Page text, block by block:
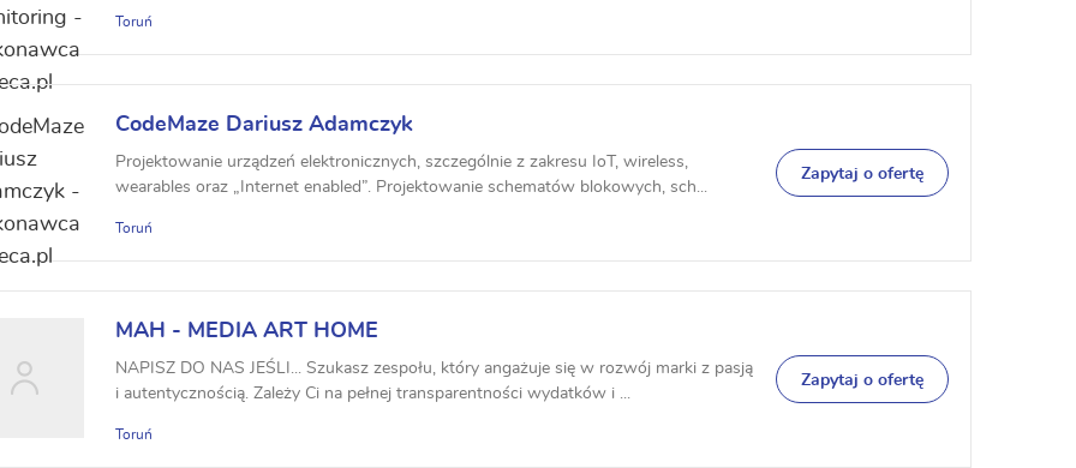
Toruń
CodeMaze Dariusz Adamczyk
Projektowanie urządzeń elektronicznych, szczególnie z zakresu IoT, wireless,
wearables oraz „Internet enabled”. Projektowanie schematów blokowych, sch...
Toruń
Zapytaj o ofertę
MAH - MEDIA ART HOME
NAPISZ DO NAS JEŚLI... Szukasz zespołu, który angażuje się w rozwój marki z pasją
i autentycznością. Zależy Ci na pełnej transparentności wydatków i ...
Toruń
Zapytaj o ofertę